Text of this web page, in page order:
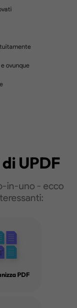
su
PDF
UPDF
in-uno - ecco
PDF